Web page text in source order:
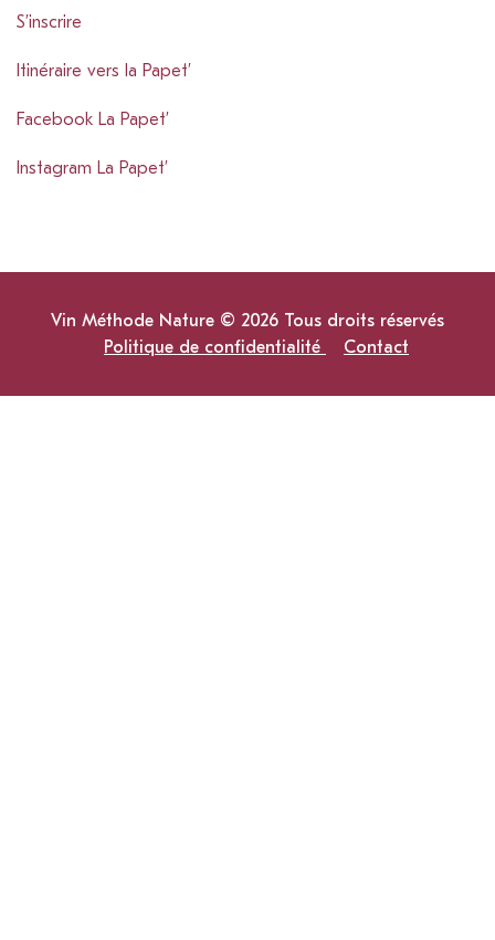
S’inscrire
Itinéraire vers la Papet’
Facebook La Papet’
Instagram La Papet’
Vin Méthode Nature © 2026 Tous droits réservés
Politique de confidentialité
Contact